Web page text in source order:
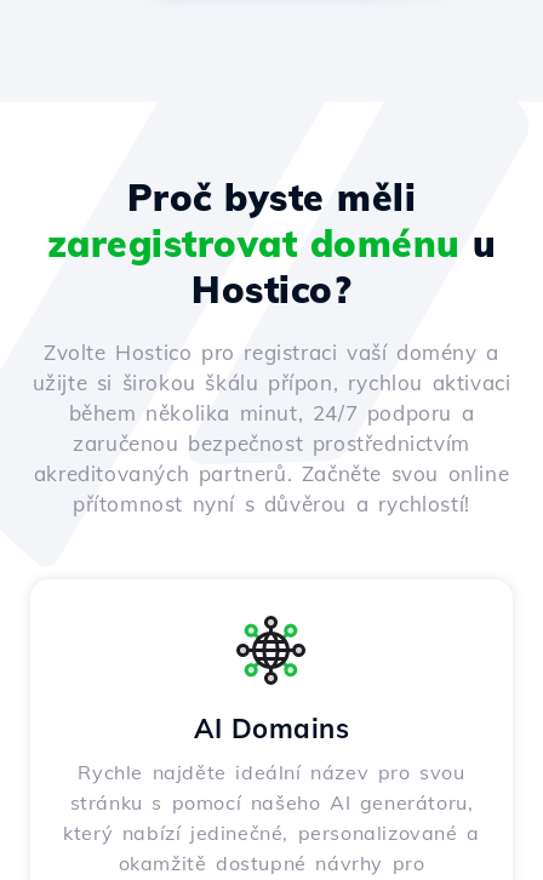
Proč byste měli
zaregistrovat doménu u
Hostico?
Zvolte Hostico pro registraci vaší domény a
užijte si širokou škálu přípon, rychlou aktivaci
během několika minut, 24/7 podporu a
zaručenou bezpečnost prostřednictvím
akreditovaných partnerů. Začněte svou online
přítomnost nyní s důvěrou a rychlostí!
AI Domains
Rychle najděte ideální název pro svou
stránku s pomocí našeho AI generátoru,
který nabízí jedinečné, personalizované a
okamžitě dostupné návrhy pro